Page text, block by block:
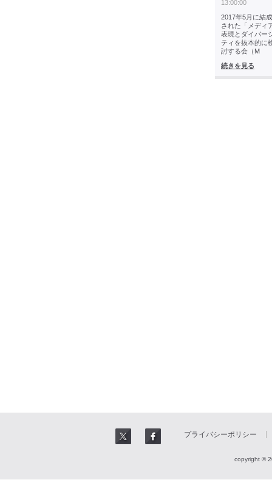
13:00:00
2017年5月に結成
された「メディ
表現とダイバー
ティを抜本的に
討する会（M
続きを見る
プライバシーポリシー
copyright ©